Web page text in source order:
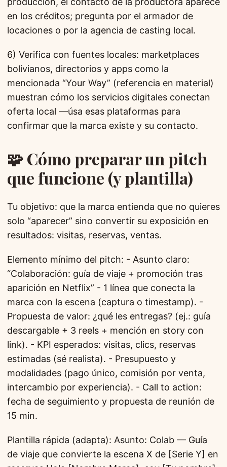
en los créditos; pregunta por el armador de
locaciones o por la agencia de casting local.
6) Verifica con fuentes locales: marketplaces
bolivianos, directorios y apps como la
mencionada “Your Way” (referencia en material)
muestran cómo los servicios digitales conectan
oferta local —úsa esas plataformas para
confirmar que la marca existe y su contacto.
🧩 Cómo preparar un pitch
que funcione (y plantilla)
Tu objetivo: que la marca entienda que no quieres
solo “aparecer” sino convertir su exposición en
resultados: visitas, reservas, ventas.
Elemento mínimo del pitch: - Asunto claro:
“Colaboración: guía de viaje + promoción tras
aparición en Netflix” - 1 línea que conecta la
marca con la escena (captura o timestamp). -
Propuesta de valor: ¿qué les entregas? (ej.: guía
descargable + 3 reels + mención en story con
link). - KPI esperados: visitas, clics, reservas
estimadas (sé realista). - Presupuesto y
modalidades (pago único, comisión por venta,
intercambio por experiencia). - Call to action:
fecha de seguimiento y propuesta de reunión de
15 min.
Plantilla rápida (adapta): Asunto: Colab — Guía
de viaje que convierte la escena X de [Serie Y] en